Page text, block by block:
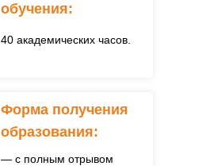
40 академических часов.
обучения:
— с полным отрывом
Форма получения
образования: